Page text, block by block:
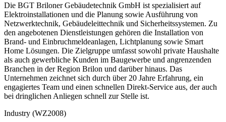
Die BGT Briloner Gebäudetechnik GmbH ist spezialisiert auf
Elektroinstallationen und die Planung sowie Ausführung von
Netzwerktechnik, Gebäudeleittechnik und Sicherheitssystemen. Zu
den angebotenen Dienstleistungen gehören die Installation von
Brand- und Einbruchmeldeanlagen, Lichtplanung sowie Smart
Home Lösungen. Die Zielgruppe umfasst sowohl private Haushalte
als auch gewerbliche Kunden im Baugewerbe und angrenzenden
Branchen in der Region Brilon und darüber hinaus. Das
Unternehmen zeichnet sich durch über 20 Jahre Erfahrung, ein
engagiertes Team und einen schnellen Direkt-Service aus, der auch
bei dringlichen Anliegen schnell zur Stelle ist.
Industry (WZ2008)